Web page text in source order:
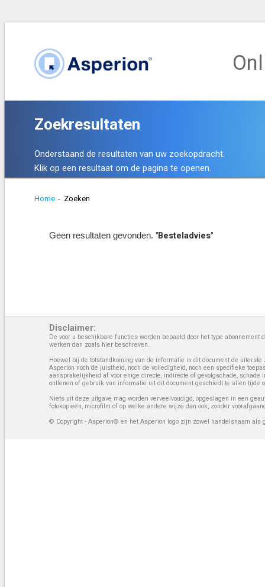
Zoekresultaten
Onderstaand de resultaten van uw zoekopdracht.
Klik op een resultaat om de pagina te openen.
Home - Zoeken
Geen resultaten gevonden. "Besteladvies"
Disclaimer:
De voor u beschikbare functies worden bepaald door het type
werken dan zoals hier beschreven.
Hoewel bij de totstandkoming van de informatie in dit document de
Asperion noch de juistheid, noch de volledigheid, noch een specifieke
aansprakelijkheid af voor enige directe, indirecte of gevolgschade,
ontlenen of gebruik van informatie uit dit document geschiedt te allen tijde
Niets uit deze uitgave mag worden verveelvoudigd, opgeslagen in een
fotokopieën, microfilm of op welke andere wijze dan ook, zonder
© Copyright - Asperion® en het Asperion logo zijn zowel handelsnaam als